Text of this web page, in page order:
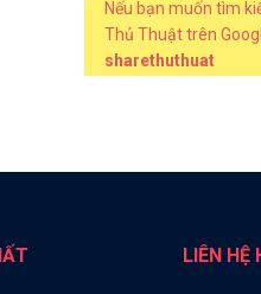
Nếu bạn muốn tìm
Thủ Thuật trên
sharethuthuat
LIÊN HỆ